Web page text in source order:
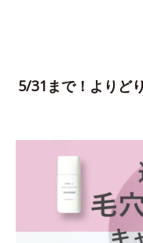
5/31まで！よりど